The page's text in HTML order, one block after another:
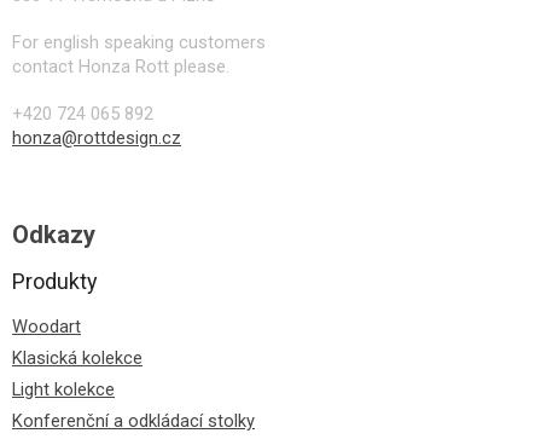
For english speaking customers
contact Honza Rott please.
+420 724 065 892
honza@rottdesign.cz
Odkazy
Produkty
Woodart
Klasická kolekce
Light kolekce
Konferenční a odkládací stolky